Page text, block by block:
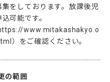
をしております。放課後児
可能です。
www.mitakashakyo.o
）をご確認ください。
の範囲